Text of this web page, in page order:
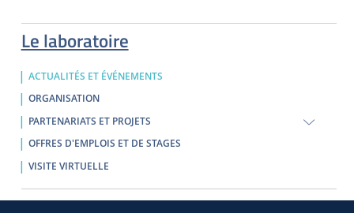
Le laboratoire
ACTUALITÉS ET ÉVÉNEMENTS
ORGANISATION
PARTENARIATS ET PROJETS
OFFRES D'EMPLOIS ET DE STAGES
VISITE VIRTUELLE